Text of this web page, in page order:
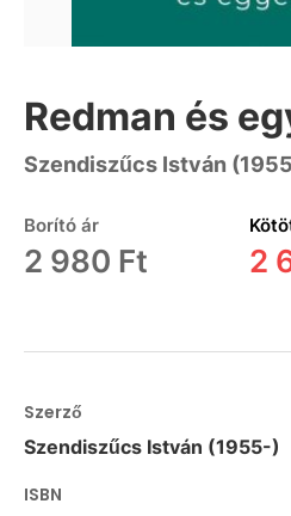
Redman és
Szendiszűcs István
Borító ár
2 980 Ft 2
Szerző
Szendiszűcs István (1955-)
ISBN